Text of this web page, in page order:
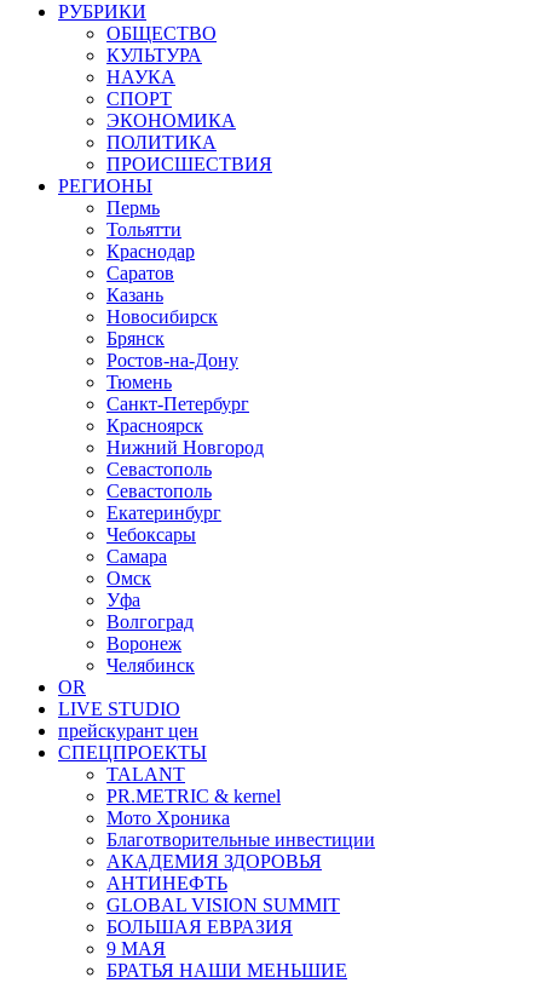
РУБРИКИ
ОБЩЕСТВО
КУЛЬТУРА
НАУКА
СПОРТ
ЭКОНОМИКА
ПОЛИТИКА
ПРОИСШЕСТВИЯ
РЕГИОНЫ
Пермь
Тольятти
Краснодар
Саратов
Казань
Новосибирск
Брянск
Ростов-на-Дону
Тюмень
Санкт-Петербург
Красноярск
Нижний Новгород
Севастополь
Севастополь
Екатеринбург
Чебоксары
Самара
Омск
Уфа
Волгоград
Воронеж
Челябинск
OR
LIVE STUDIO
прейскурант цен
СПЕЦПРОЕКТЫ
TALANT
PR.METRIC & kernel
Мото Хроника
Благотворительные инвестиции
АКАДЕМИЯ ЗДОРОВЬЯ
АНТИНЕФТЬ
GLOBAL VISION SUMMIT
БОЛЬШАЯ ЕВРАЗИЯ
9 МАЯ
БРАТЬЯ НАШИ МЕНЬШИЕ